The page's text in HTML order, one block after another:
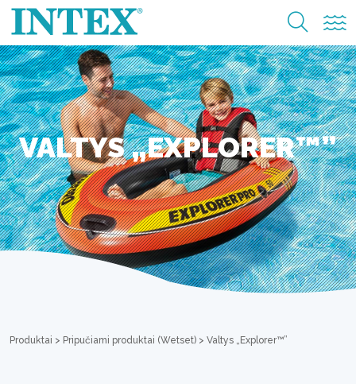
VALTYS „EXPLORER™”
Produktai > Pripučiami produktai (Wetset) > Valtys „Explorer™”